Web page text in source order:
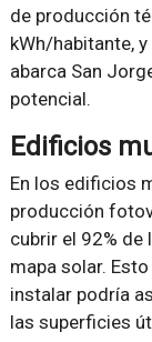
de producción
kWh/habitante,
abarca San
potencial.
Edificios
En los edificios
producción
cubrir el 92% de
mapa solar.
instalar podría
las superficies